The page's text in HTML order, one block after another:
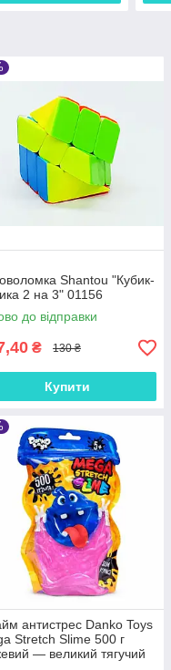
Shantou "Кубик-
2 на 3" 01156
до відправки
₴ 130 ₴
Купити
антистрес Danko Toys
Stretch Slime 500 г
— великий тягучий